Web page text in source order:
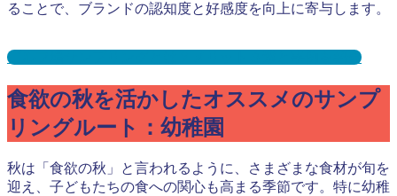
ることで、ブランドの認知度と好感度を向上に寄与します。
ゴルフ場サンプリングとは？メリット３選と事例を紹介
食欲の秋を活かしたオススメのサンプ
リングルート：幼稚園
秋は「食欲の秋」と言われるように、さまざまな食材が旬を
迎え、子どもたちの食への関心も高まる季節です。特に幼稚